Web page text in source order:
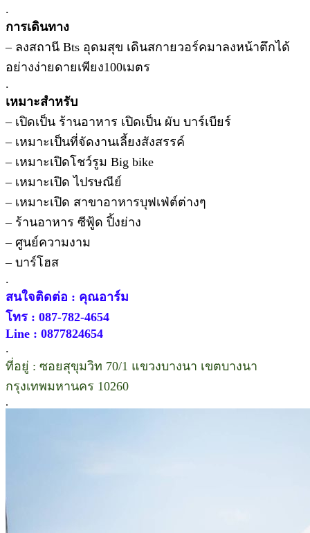
.
การเดินทาง
– ลงสถานี Bts อุดมสุข เดินสกายวอร์คมาลงหน้าตึกได้
อย่างง่ายดายเพียง100เมตร
.
เหมาะสำหรับ
– เปิดเป็น ร้านอาหาร เปิดเป็น ผับ บาร์เบียร์
– เหมาะเป็นที่จัดงานเลี้ยงสังสรรค์
– เหมาะเปิดโชว์รูม Big bike
– เหมาะเปิด ไปรษณีย์
– เหมาะเปิด สาขาอาหารบุฟเฟ่ต์ต่างๆ
– ร้านอาหาร ซีฟู้ด ปิ้งย่าง
– ศูนย์ความงาม
– บาร์โฮส
.
สนใจติดต่อ : คุณอาร์ม
โทร : 087-782-4654
Line : 0877824654
.
ที่อยู่ : ซอยสุขุมวิท 70/1 แขวงบางนา เขตบางนา
กรุงเทพมหานคร 10260
.